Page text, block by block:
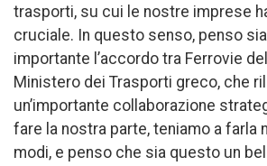
trasporti, su cui le nostre imprese
cruciale. In questo senso, penso
importante l’accordo tra Ferrovie
Ministero dei Trasporti greco, che
un’importante collaborazione
fare la nostra parte, teniamo a farla
modi, e penso che sia questo un